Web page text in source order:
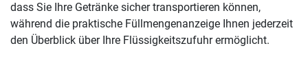
dass Sie Ihre Getränke sicher transportieren können,
während die praktische Füllmengenanzeige Ihnen jederzeit
den Überblick über Ihre Flüssigkeitszufuhr ermöglicht.